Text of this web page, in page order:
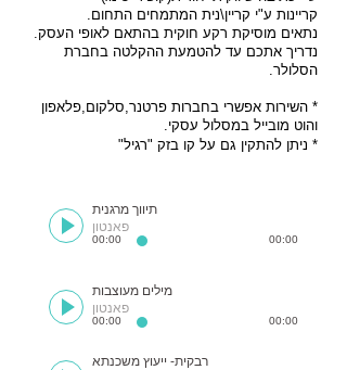
קריינות ע"י קריין\נית המתמחים התחום.
נתאים מוסיקת רקע חוקית בהתאם לאופי העסק.
נדריך אתכם עד להטמעת ההקלטה בחברת
הסלולר.
* השירות אפשרי בחברות פרטנר,סלקום,פלאפון
והוט מובייל במסלול עסקי.
* ניתן להתקין גם על קו בזק "רגיל"
תיווך מרגנית
פאנטון
00:00 00:00
מילים מעוצבות
פאנטון
00:00 00:00
רבקית- ייעוץ משכנתא